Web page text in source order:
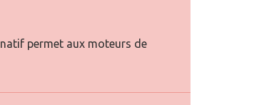
permet aux moteurs de